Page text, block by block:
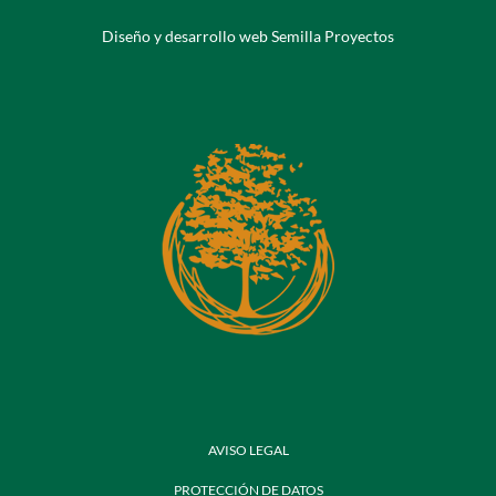
Diseño y desarrollo web Semilla Proyectos
AVISO LEGAL
PROTECCIÓN DE DATOS